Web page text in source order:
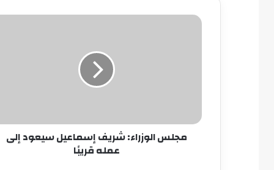
مجلس
مجلس الوزراء: شريف إسماعيل سيعود إلى
عمله قريبًا